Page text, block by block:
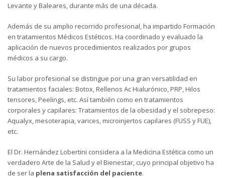
Levante y Baleares, durante más de una década.
Además de su amplio recorrido profesional, ha impartido Formación
en tratamientos Médicos Estéticos. Ha coordinado y evaluado la
aplicación de nuevos procedimientos realizados por grupos
médicos a su cargo.
Su labor profesional se distingue por una gran versatilidad en
tratamientos faciales: Botox, Rellenos Ac Hialurónico, PRP, Hilos
tensores, Peelings, etc. Así también como en tratamientos
corporales y capilares: Tratamientos de la obesidad y el sobrepeso:
Aqualyx, mesoterapia, varices, microinjertos capilares (FUSS y FUE),
etc.
El Dr. Hernández Lobertini considera a la Medicina Estética como un
verdadero Arte de la Salud y el Bienestar, cuyo principal objetivo ha
de ser la plena satisfacción del paciente.